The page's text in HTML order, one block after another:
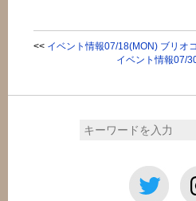
<< イベント情報07/18(MON) ブリオ
イベント情報07/